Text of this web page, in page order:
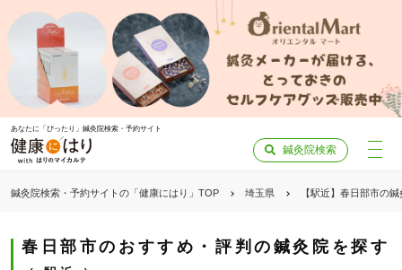
あなたに「ぴったり」鍼灸院検索・予約サイト
鍼灸院検索
鍼灸院検索・予約サイトの「健康にはり」TOP 埼玉県 【駅近】春日部市の
春日部市のおすすめ・評判の鍼灸院を探す